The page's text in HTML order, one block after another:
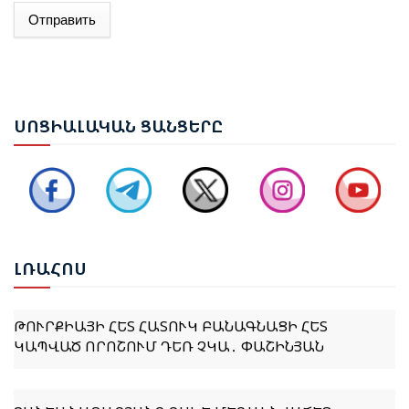
Отправить
ՍՈՑԻԱԼԱԿԱՆ ՑԱՆՑԵՐԸ
ԼՌԱՀՈՍ
ՌՈՒԲԵՆ ՌՈՒԲԻՆՅԱՆԸ ԸՆՏՐՎԵՑ ԱԺ ՆԱԽԱԳԱՀ
ԻԼՀԱՄ ԱԼԻԵՎ. ԿԵՆՏՐՈՆԱԿԱՆ ԱՍԻԱՅԻ ԵՐԿՐՆԵՐԻ
ՀԵՏ ՀԱՐԱԲԵՐՈՒԹՅՈՒՆՆԵՐԸ ԱԴՐԲԵՋԱՆԻ
ԿԱՊՎԱԾ ՈՐՈՇՈՒՄ ԴԵՌ ՉԿԱ․ ՓԱՇԻՆՅԱՆ